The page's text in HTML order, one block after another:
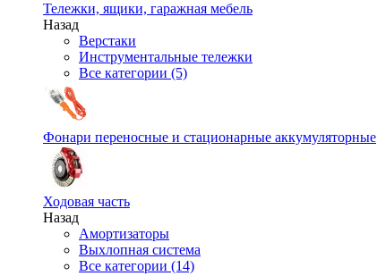
Тележки, ящики, гаражная мебель
Назад
Верстаки
Инструментальные тележки
Все категории (5)
Фонари переносные и стационарные аккумуляторные
Ходовая часть
Назад
Амортизаторы
Выхлопная система
Все категории (14)